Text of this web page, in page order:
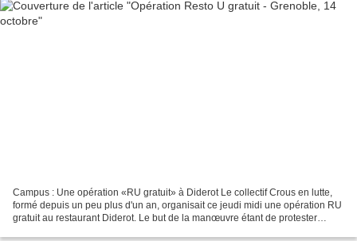
Campus : Une opération «RU gratuit» à Diderot Le collectif Crous en lutte,
formé depuis un peu plus d'un an, organisait ce jeudi midi une opération RU
gratuit au restaurant Diderot. Le but de la manœuvre étant de protester